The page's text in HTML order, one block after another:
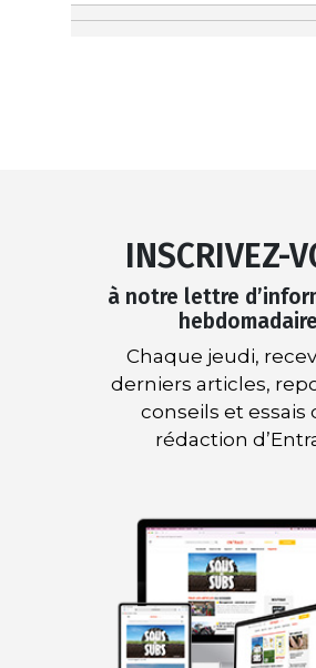
INSCRIVEZ-
à notre lettre
hebdomadaire
Chaque jeudi,
derniers articles,
conseils et essais
rédaction